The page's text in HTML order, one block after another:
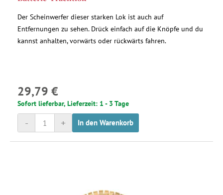
Der Scheinwerfer dieser starken Lok ist auch auf
Entfernungen zu sehen. Drück einfach auf die Knöpfe und du
kannst anhalten, vorwärts oder rückwärts fahren.
29,79 €
Sofort lieferbar, Lieferzeit: 1 - 3 Tage
+
- In den Warenkorb